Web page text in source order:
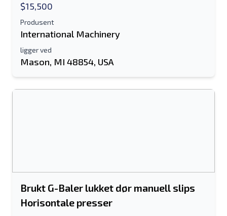
$15,500
Produsent
International Machinery
ligger ved
Mason, MI 48854, USA
Brukt G-Baler lukket dør manuell slips
Horisontale presser